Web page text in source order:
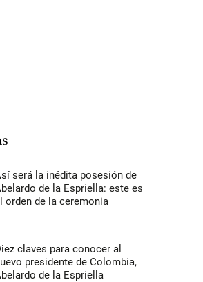
será la inédita posesión de
de la Espriella: este es
orden de la ceremonia
claves para conocer al
presidente de Colombia,
de la Espriella